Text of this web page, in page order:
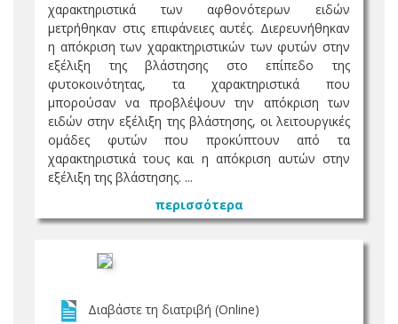
χαρακτηριστικά των αφθονότερων ειδών
μετρήθηκαν στις επιφάνειες αυτές. Διερευνήθηκαν
η απόκριση των χαρακτηριστικών των φυτών στην
εξέλιξη της βλάστησης στο επίπεδο της
φυτοκοινότητας, τα χαρακτηριστικά που
μπορούσαν να προβλέψουν την απόκριση των
ειδών στην εξέλιξη της βλάστησης, οι λειτουργικές
ομάδες φυτών που προκύπτουν από τα
χαρακτηριστικά τους και η απόκριση αυτών στην
εξέλιξη της βλάστησης. ...
περισσότερα
Διαβάστε τη διατριβή (Online)